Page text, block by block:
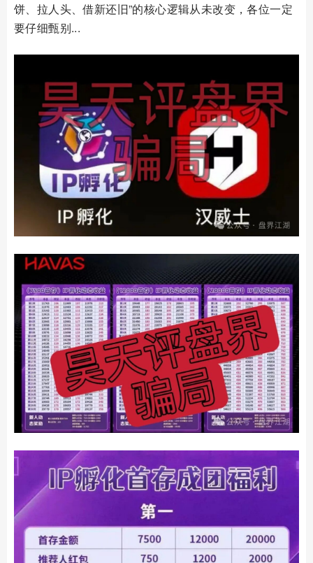
饼、拉人头、借新还旧”的核心逻辑从未改变，各位一定
要仔细甄别...